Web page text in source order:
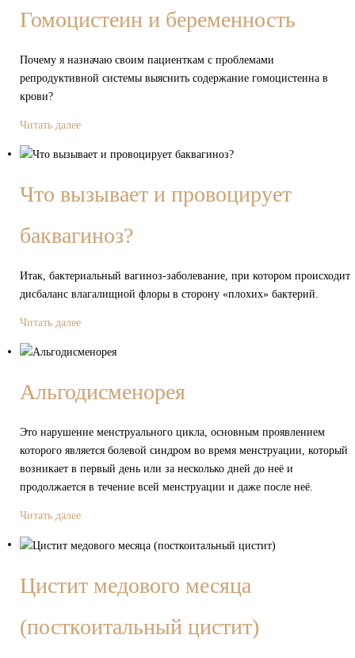
Гомоцистеин и беременность
Почему я назначаю своим пациенткам с проблемами
репродуктивной системы выяснить содержание гомоцистеина в
крови?
Читать далее
Что вызывает и провоцирует
баквагиноз?
Итак, бактериальный вагиноз-заболевание, при котором происходит
дисбаланс влагалищной флоры в сторону «плохих» бактерий.
Читать далее
Альгодисменорея
Это нарушение менструального цикла, основным проявлением
которого является болевой синдром во время менструации, который
возникает в первый день или за несколько дней до неё и
продолжается в течение всей менструации и даже после неё.
Читать далее
Цистит медового месяца
(посткоитальный цистит)